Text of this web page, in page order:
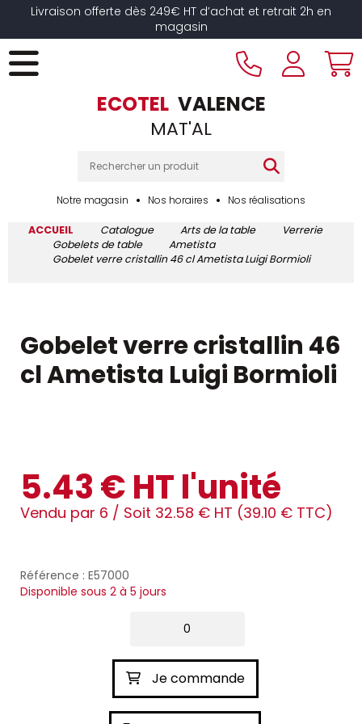
Livraison offerte dès 249€ HT d’achat et retrait 2h en
magasin
ECOTEL VALENCE
MAT'AL
Notre magasin Nos horaires Nos réalisations
ACCUEIL Catalogue Arts de la table
Verrerie
Gobelets de table
Ametista
Gobelet verre cristallin 46 cl Ametista Luigi Bormioli
Gobelet verre cristallin 46
cl Ametista Luigi Bormioli
5.43 € HT l'unité
Vendu par 6 / Soit 32.58 € HT (39.10 € TTC)
Référence : E57000
Disponible sous 2 à 5 jours
Je commande